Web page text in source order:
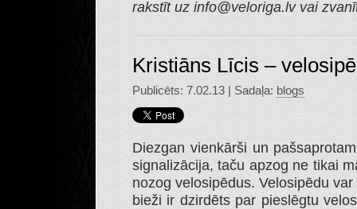
rakstīt uz info@veloriga.lv vai
Kristiāns Līcis –
Publicēts: 7.02.13 | Sadaļa: blogs
Diezgan vienkārši un
signalizācija, taču apzog ne tikai
nozog velosipēdus. Velosipēdu
bieži ir dzirdēts par pieslēgtu